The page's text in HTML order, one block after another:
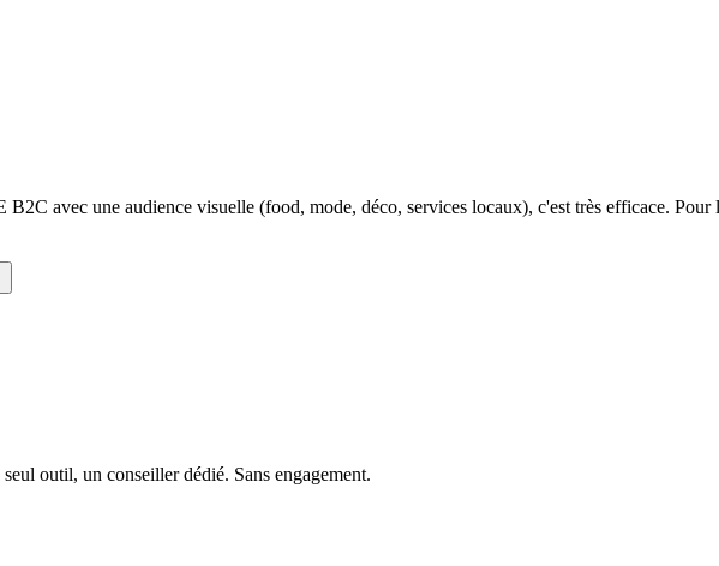
avec une audience visuelle (food, mode, déco, services locaux), c'est très efficace.
outil, un conseiller dédié. Sans engagement.